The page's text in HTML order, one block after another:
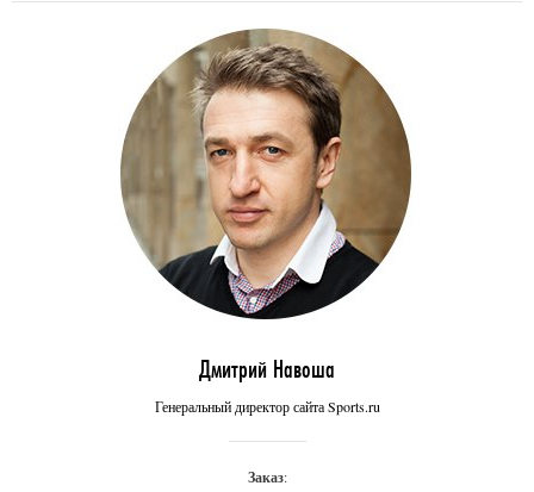
Дмитрий Навоша
Генеральный директор сайта Sports.ru
Заказ: